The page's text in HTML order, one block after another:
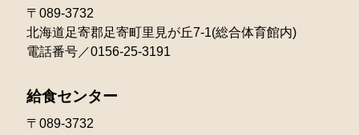
〒089-3732
北海道足寄郡足寄町里見が丘7-1(総合体育館内)
電話番号／0156-25-3191
給食センター
〒089-3732